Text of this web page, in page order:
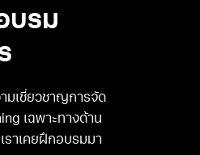
บรม
ามเชี่ยวชาญการจัด
เฉพาะทางด้าน
ราเคยฝึกอบรมมา